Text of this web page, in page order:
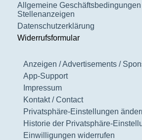
Allgemeine Geschäftsbedingungen
Stellenanzeigen
Datenschutzerklärung
Widerrufsformular
Anzeigen / Advertisements /
App-Support
Impressum
Kontakt / Contact
Privatsphäre-Einstellungen
Historie der Privatsphäre-
Einwilligungen widerrufen